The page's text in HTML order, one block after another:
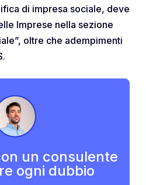
di impresa sociale, deve
Imprese nella sezione
oltre che adempimenti
un consulente
ogni dubbio